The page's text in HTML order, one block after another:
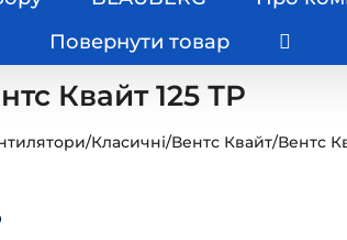
Повернути товар
Квайт 125 ТР
/Класичні/Вентс Квайт/Вентс